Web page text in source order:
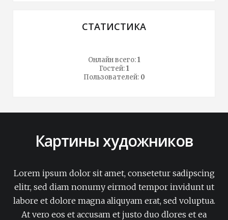
СТАТИСТИКА
Онлайн всего:1
Гостей:1
Пользователей: 0
Картины художников
Lorem ipsum dolor sit amet, consetetur sadipscing
elitr, sed diam nonumy eirmod tempor invidunt ut
labore et dolore magna aliquyam erat, sed voluptua.
At vero eos et accusam et justo duo dlores et ea